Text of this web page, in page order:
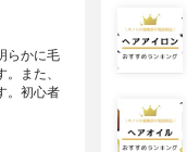
らかに毛
また、
。初心者